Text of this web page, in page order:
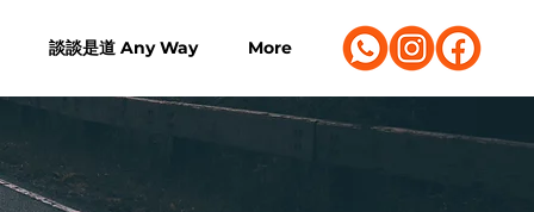
談談是道 Any Way More